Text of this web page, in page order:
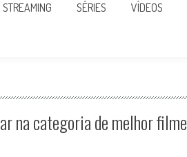
STREAMING SÉRIES VÍDEOS
na categoria de melhor filme